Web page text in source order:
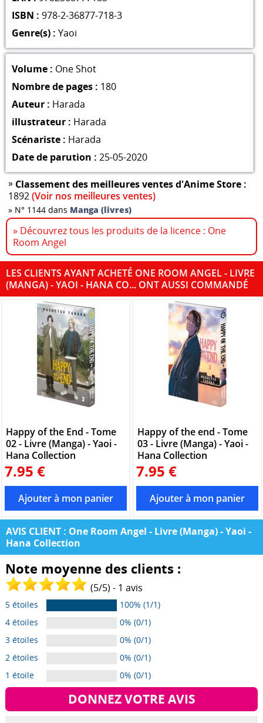
ISBN : 978-2-36877-718-3
Genre(s) : Yaoi
Volume : One Shot
Nombre de pages : 180
Auteur : Harada
illustrateur : Harada
Scénariste : Harada
Date de parution : 25-05-2020
» Classement des meilleures ventes d'Anime Store :
1892(Voir nos meilleures ventes)
» N° 1144 dans Manga (livres)
» Découvrez tous les produits de la licence : One
Room Angel
LES CLIENTS AYANT ACHETÉ ONE ROOM ANGEL - LIVRE
(MANGA) - YAOI - HANA CO... ONT AUSSI COMMANDÉ
Happy of the End - Tome
02 - Livre (Manga) - Yaoi -
Hana Collection
7.95 €
Happy of the end - Tome
03 - Livre (Manga) - Yaoi -
Hana Collection
7.95 €
AVIS CLIENT : One Room Angel - Livre (Manga) - Yaoi -
Hana Collection
Note moyenne des clients :
(5/5) - 1 avis
5 étoiles
100% (1/1)
4 étoiles
0% (0/1)
3 étoiles
0% (0/1)
2 étoiles
0% (0/1)
1 étoile
0% (0/1)
DONNEZ VOTRE AVIS